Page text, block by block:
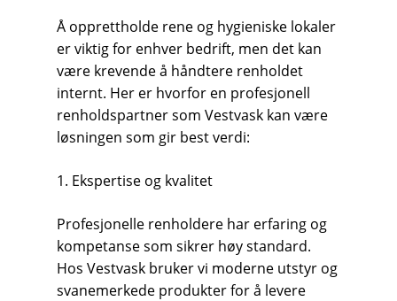
Å opprettholde rene og hygieniske lokaler
er viktig for enhver bedrift, men det kan
være krevende å håndtere renholdet
internt. Her er hvorfor en profesjonell
renholdspartner som Vestvask kan være
løsningen som gir best verdi:
1. Ekspertise og kvalitet
Profesjonelle renholdere har erfaring og
kompetanse som sikrer høy standard.
Hos Vestvask bruker vi moderne utstyr og
svanemerkede produkter for å levere